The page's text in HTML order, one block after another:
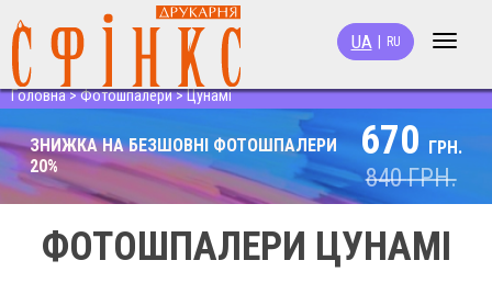
Toggle
UA RU
Головна>Фотошпалери>Цунамі
ЗНИЖКА НА БЕЗШОВНІ ФОТОШПАЛЕРИ
20%
670 ГРН.
840ГРН.
ФОТОШПАЛЕРИ ЦУНАМІ